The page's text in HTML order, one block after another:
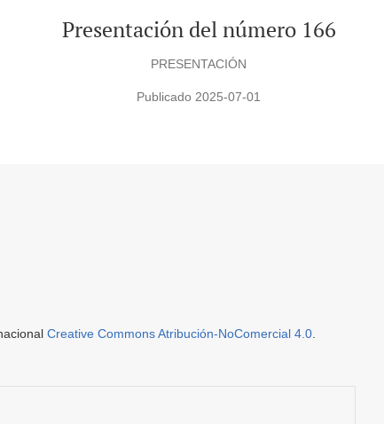
Presentación del número 166
PRESENTACIÓN
Publicado 2025-07-01
Creative Commons Atribución-NoComercial 4.0.